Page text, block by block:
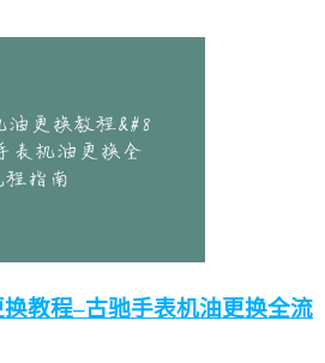
教程–古驰手表机油更换全流